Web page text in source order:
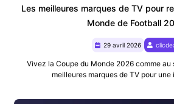
Les meilleures marques de TV pour
Monde de Football
29 avril 2026
Vivez la Coupe du Monde 2026 comme au
meilleures marques de TV pour une